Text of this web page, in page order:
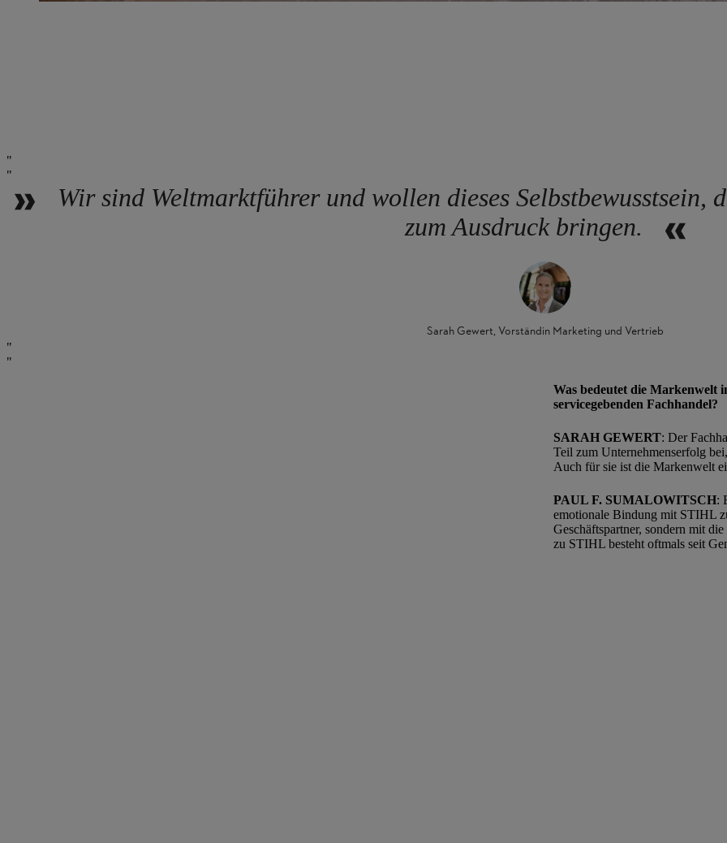
Wir sind Weltmarktführer und wollen dieses Selbstbewusstsein,
zum Ausdruck bringen.
Sarah Gewert, Vorständin Marketing und Vertrieb
Was bedeutet die Markenwelt
servicegebenden Fachhandel?
SARAH GEWERT: Der
Teil zum Unternehmenserfolg
Auch für sie ist die Markenwelt
PAUL F. SUMALOWITSCH:
emotionale Bindung mit STIHL
Geschäftspartner, sondern mit
zu STIHL besteht oftmals seit